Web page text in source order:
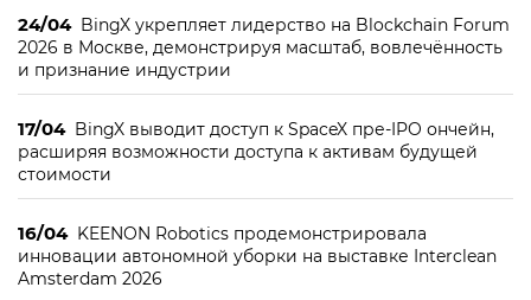
24/04 BingX укрепляет лидерство на Blockchain Forum
2026 в Москве, демонстрируя масштаб, вовлечённость
и признание индустрии
17/04 BingX выводит доступ к SpaceX пре-IPO ончейн,
расширяя возможности доступа к активам будущей
стоимости
16/04 KEENON Robotics продемонстрировала
инновации автономной уборки на выставке Interclean
Amsterdam 2026